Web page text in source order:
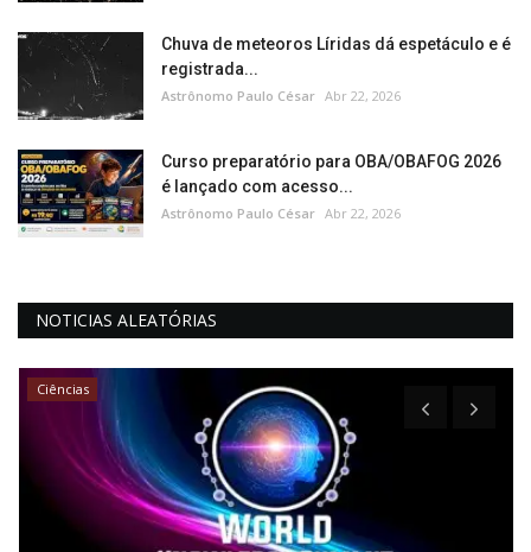
Chuva de meteoros Líridas dá espetáculo e é
registrada...
Astrônomo Paulo César Abr 22, 2026
Curso preparatório para OBA/OBAFOG 2026
é lançado com acesso...
Astrônomo Paulo César Abr 22, 2026
NOTICIAS ALEATÓRIAS
Ciências